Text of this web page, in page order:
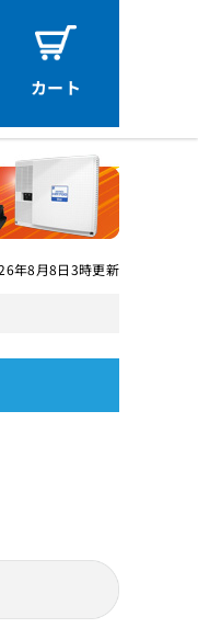
カート
年8月8日3時更新